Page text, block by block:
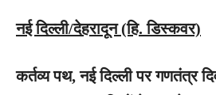
नई दिल्ली/देहरादून (हि. डिस्कवर)
कर्तव्य पथ, नई दिल्ली पर गणतंत्र